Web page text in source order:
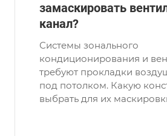
замаскировать
канал?
Системы зонального
кондиционирования и
требуют прокладки
под потолком. Какую
выбрать для их